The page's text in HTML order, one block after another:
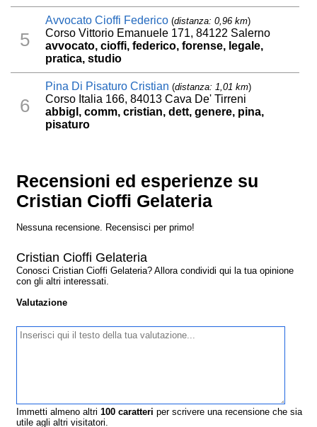
5
Avvocato Cioffi Federico (distanza: 0,96 km)
Corso Vittorio Emanuele 171, 84122 Salerno
avvocato, cioffi, federico, forense, legale,
pratica, studio
6
Pina Di Pisaturo Cristian (distanza: 1,01 km)
Corso Italia 166, 84013 Cava De' Tirreni
abbigl, comm, cristian, dett, genere, pina,
pisaturo
Recensioni ed esperienze su
Cristian Cioffi Gelateria
Nessuna recensione. Recensisci per primo!
Cristian Cioffi Gelateria
Conosci Cristian Cioffi Gelateria? Allora condividi qui la tua opinione
con gli altri interessati.
Valutazione
Immetti almeno altri100 caratteri per scrivere una recensione che sia
utile agli altri visitatori.